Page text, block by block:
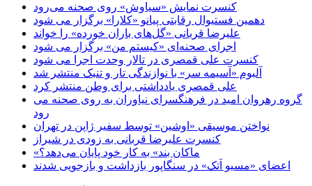
کنسرت‌ نمایش «سیاوش» روی صحنه می‌رود
دهمین فستیوال رقابتی پیانو «کلارا» برگزار می شود
علیرضا قربانی «گل‌های باران خورده» را خواند
اجرای صحنه‌ای «کیستم من» برگزار می شود
کنسرت علی قمصری در تالار وحدت اجرا می شود
آلبوم «آسیمه سر» با نوازندگی تار و تنبک منتشر شد
علی قمصری یادداشتی برای وطن منتشر کرد
گروه رهروان امید در فرهنگسرای نیاوران به روی صحنه می
رود
نواختن موسیقی «اوشین» توسط سفیر ژاپن در تهران
کنسرت علیرضا قربانی به زودی در شیراز
«ماکان بند» به کار خود پایان می‌دهد؟
اعضای «مسیو اَتک» در سنگاپور بازداشت و بازجویی شدند